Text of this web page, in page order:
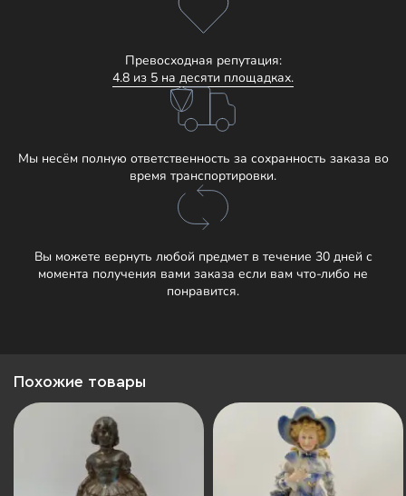
Превосходная репутация:
4.8 из 5 на десяти площадках.
Мы несём полную ответственность за сохранность заказа во
время транспортировки.
Вы можете вернуть любой предмет в течение 30 дней с
момента получения вами заказа если вам что-либо не
понравится.
Похожие товары